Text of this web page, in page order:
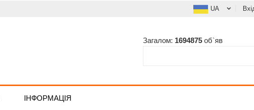
UA
Загалом: 1694875об`яв
ІНФОРМАЦІЯ